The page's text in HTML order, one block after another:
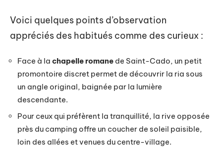
Voici quelques points d’observation
appréciés des habitués comme des curieux :
Face à la chapelle romane de Saint-Cado, un petit
promontoire discret permet de découvrir la ria sous
un angle original, baignée par la lumière
descendante.
Pour ceux qui préfèrent la tranquillité, la rive opposée
près du camping offre un coucher de soleil paisible,
loin des allées et venues du centre-village.